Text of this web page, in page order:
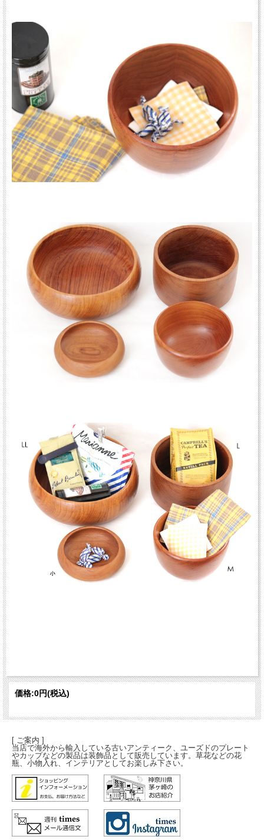
価格:0円(税込)
[ ご案内 ]
当店で海外から輸入している古いアンティーク、ユーズドのプレート
やカップなどの製品は装飾品として販売しています。草花などの花
瓶、小物入れ、インテリアとしてお楽しみ下さい。